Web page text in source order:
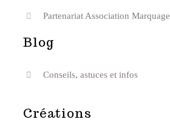
Partenariat Association Marquage
Blog
Conseils, astuces et infos
Créations